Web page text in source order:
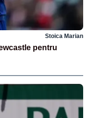
Stoica Marian
pentru